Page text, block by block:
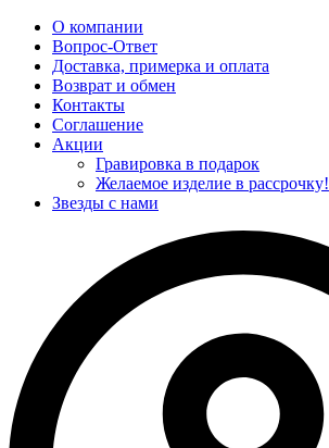
О компании
Вопрос-Ответ
Доставка, примерка и оплата
Возврат и обмен
Контакты
Соглашение
Акции
Гравировка в подарок
Желаемое изделие в рассрочку!
Звезды с нами